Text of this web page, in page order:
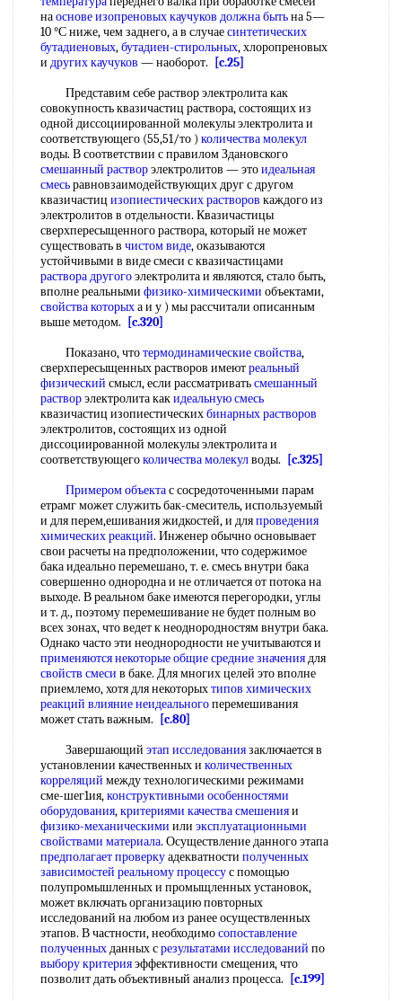
наоснове изопреновых каучуков должна бытьна 5—
10 °С ниже, чем заднего, а в случаесинтетических
бутадиеновых,бутадиен-стирольных, хлоропреновых
и других каучуков — наоборот.
[c.25]
Представим себе раствор электролита как
совокупность квазичастиц раствора, состоящих из
одной диссоциированной молекулы электролита и
соответствующего (55,51/то ) количества молекул
воды. В соответствии с правилом Здановского
смешанный растворэлектролитов — этоидеальная
смесьравновзаимодействующих друг с другом
квазичастиц изопиестических растворов каждого из
электролитов в отдельности. Квазичастицы
сверхпересыщенного раствора, который не может
существовать в чистом виде, оказываются
устойчивыми в виде смеси с квазичастицами
раствора другогоэлектролита и являются, стало быть,
вполне реальными физико-химическими объектами,
свойства которыха и у ) мы рассчитали описанным
выше методом.
[c.320]
Показано, чтотермодинамические свойства,
сверхпересыщенных растворов имеютреальный
физический смысл, если рассматриватьсмешанный
растворэлектролита какидеальную смесь
квазичастиц изопиестическихбинарных растворов
электролитов, состоящих из одной
диссоциированной молекулы электролита и
соответствующегоколичества молекулводы.
[c.325]
Примером объектас сосредоточенными парам
етрамг может служить бак-смеситель, используемый
и для перем,ешивания жидкостей, и дляпроведения
химических реакций. Инженер обычно основывает
свои расчеты на предположении, что содержимое
бака идеально перемешано, т. е. смесь внутри бака
совершенно однородна и не отличается от потока на
выходе. В реальном баке имеются перегородки, углы
и т. д., поэтому перемешивание не будет полным во
всех зонах, что ведет к неоднородностям внутри бака.
Однако часто эти неоднородности не учитываются и
применяются некоторыеобщие средние значениядля
свойств смеси в баке. Для многих целей это вполне
приемлемо, хотя для некоторыхтипов химических
реакций влияние неидеальногоперемешивания
может стать важным.
[c.80]
Завершающий этап исследованиязаключается в
установлении качественных и количественных
корреляций между технологическими режимами
сме-шег1ия,конструктивными особенностями
оборудования,критериями качества смешенияи
физико-механическими или эксплуатационными
свойствами материала. Осуществление данного этапа
предполагает проверкуадекватности полученных
зависимостей реальному процессус помощью
полупромышленных и промыщленных установок,
может включать организацию повторных
исследований на любом из ранее осуществленных
этапов. В частности, необходимосопоставление
полученныхданных срезультатами исследований по
выбору критерияэффективности смещения, что
позволит дать объективный анализ процесса.
[c.199]